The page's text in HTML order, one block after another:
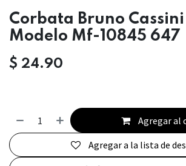
Corbata Bruno Cassini
Modelo Mf-10845 647
$ 24.90
Agregar al
Agregar a la lista de